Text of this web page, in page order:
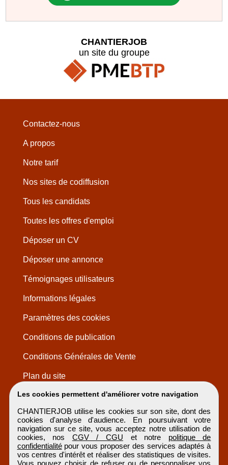
Les cookies permettent d'améliorer votre navigation
CHANTIERJOB utilise les cookies sur son site, dont des
cookies d'analyse d'audience. En poursuivant votre
navigation sur ce site, vous acceptez notre utilisation de
cookies, nos CGV / CGU et notre politique de
confidentialitépour vous proposer des services adaptés à
vos centres d'intérêt et réaliser des statistiques de visites.
Vous pouvez choisir de refuser ou de personnaliser vos
CHANTIERJOB
un site du groupe
Contactez-nous
A propos
Notre tarif
Nos sites de codiffusion
Tous les candidats
Toutes les offres d'emploi
Déposer un CV
Déposer une annonce
Témoignages utilisateurs
Informations légales
Paramètres des cookies
Conditions de publication
Conditions Générales de Vente
Plan du site